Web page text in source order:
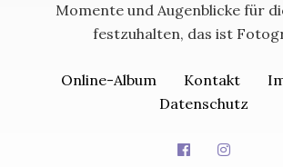
Momente und Augenblicke für
festzuhalten, das ist
Online-Album Kontakt
Datenschutz